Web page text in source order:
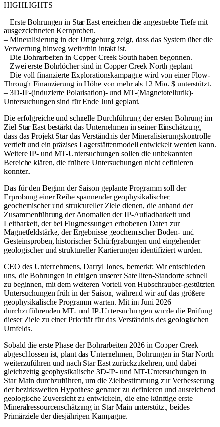
HIGHLIGHTS
– Erste Bohrungen in Star East erreichen die angestrebte Tiefe mit
ausgezeichneten Kernproben.
– Mineralisierung in der Umgebung zeigt, dass das System über die
Verwerfung hinweg weiterhin intakt ist.
– Die Bohrarbeiten in Copper Creek South haben begonnen.
– Zwei erste Bohrlöcher sind in Copper Creek North geplant.
– Die voll finanzierte Explorationskampagne wird von einer Flow-
Through-Finanzierung in Höhe von mehr als 12 Mio. $ unterstützt.
– 3D-IP-(induzierte Polarisation)- und MT-(Magnetotellurik)-
Untersuchungen sind für Ende Juni geplant.
Die erfolgreiche und schnelle Durchführung der ersten Bohrung im
Ziel Star East bestärkt das Unternehmen in seiner Einschätzung,
dass das Projekt Star das Verständnis der Mineralisierungskontrolle
vertieft und ein präzises Lagerstättenmodell entwickelt werden kann.
Weitere IP- und MT-Untersuchungen sollen die unbekannten
Bereiche klären, die frühere Untersuchungen nicht definieren
konnten.
Das für den Beginn der Saison geplante Programm soll der
Erprobung einer Reihe spannender geophysikalischer,
geochemischer und struktureller Ziele dienen, die anhand der
Zusammenführung der Anomalien der IP-Aufladbarkeit und
Leitbarkeit, der bei Flugmessungen erhobenen Daten zur
Magnetfeldstärke, der Ergebnisse geochemischer Boden- und
Gesteinsproben, historischer Schürfgrabungen und eingehender
geologischer und struktureller Kartierungen identifiziert wurden.
CEO des Unternehmens, Darryl Jones, bemerkt: Wir entschieden
uns, die Bohrungen in einigen unserer Satelliten-Standorte schnell
zu beginnen, mit dem weiteren Vorteil von Hubschrauber-gestützten
Untersuchungen früh in der Saison, während wir auf das größere
geophysikalische Programm warten. Mit im Juni 2026
durchzuführenden MT- und IP-Untersuchungen wurde die Prüfung
dieser Ziele zu einer Priorität für das Verständnis des geologischen
Umfelds.
Sobald die erste Phase der Bohrarbeiten 2026 in Copper Creek
abgeschlossen ist, plant das Unternehmen, Bohrungen in Star North
weiterzuführen und nach Star East zurückzukehren, und dabei
gleichzeitig geophysikalische 3D-IP- und MT-Untersuchungen in
Star Main durchzuführen, um die Zielbestimmung zur Verbesserung
der bezirksweiten Hypothese genauer zu definieren und ausreichend
geologische Zuversicht zu entwickeln, die eine künftige erste
Mineralressourcenschätzung in Star Main unterstützt, beides
Primärziele der diesjährigen Kampagne.